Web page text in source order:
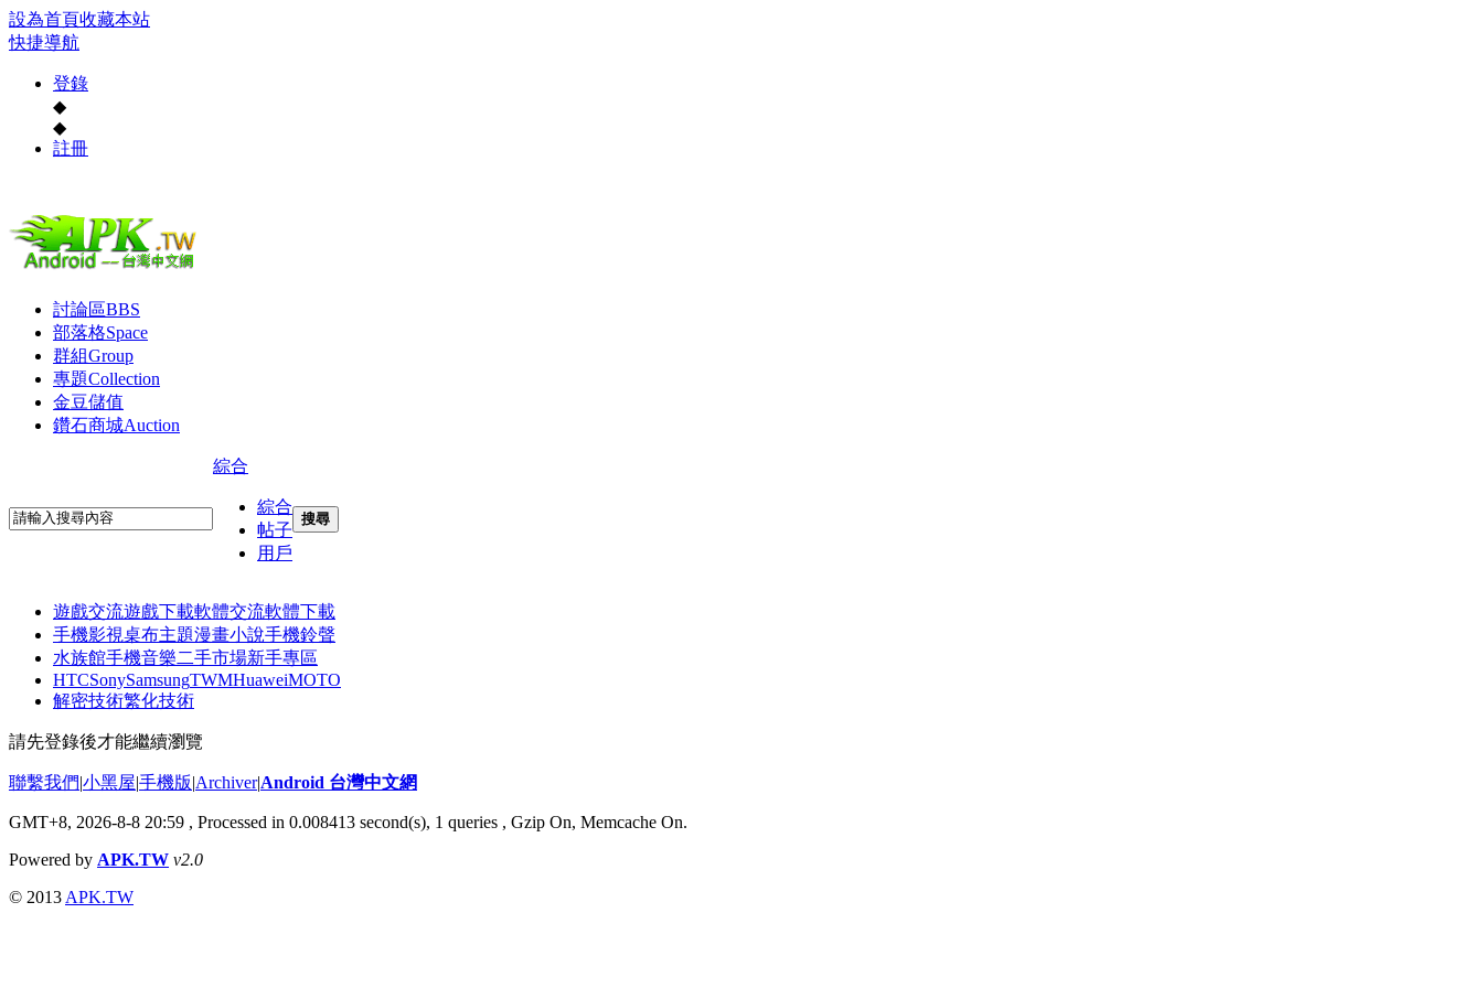
設為首頁收藏本站
快捷導航
登錄
◆
◆
註冊
討論區BBS
部落格Space
群組Group
專題Collection
金豆儲值
鑽石商城Auction
綜合
綜合
帖子
用戶
搜尋
遊戲交流遊戲下載軟體交流軟體下載
手機影視桌布主題漫畫小說手機鈴聲
水族館手機音樂二手市場新手專區
HTCSonySamsungTWMHuaweiMOTO
解密技術繁化技術
請先登錄後才能繼續瀏覽
聯繫我們|小黑屋|手機版|Archiver|Android 台灣中文網
GMT+8, 2026-8-8 20:59 , Processed in 0.008413 second(s), 1 queries , Gzip On, Memcache On.
Powered by APK.TW v2.0
© 2013 APK.TW